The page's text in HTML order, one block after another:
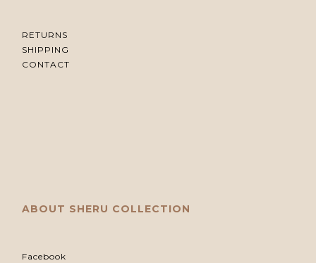
RETURNS
SHIPPING
CONTACT
ABOUT SHERU COLLECTION
Facebook